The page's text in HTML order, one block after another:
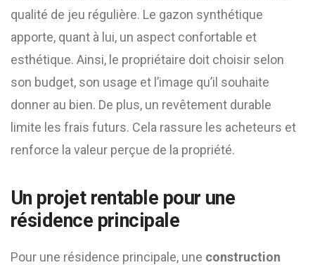
qualité de jeu régulière. Le gazon synthétique
apporte, quant à lui, un aspect confortable et
esthétique. Ainsi, le propriétaire doit choisir selon
son budget, son usage et l’image qu’il souhaite
donner au bien. De plus, un revêtement durable
limite les frais futurs. Cela rassure les acheteurs et
renforce la valeur perçue de la propriété.
Un projet rentable pour une
résidence principale
Pour une résidence principale, une construction